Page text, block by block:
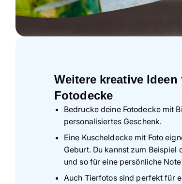
Weitere kreative
Fotodecke
Bedrucke deine Fotodecke mit
personalisiertes Geschenk.
Eine Kuscheldecke mit Foto
Geburt. Du kannst zum
und so für eine persönliche
Auch Tierfotos sind perfekt für